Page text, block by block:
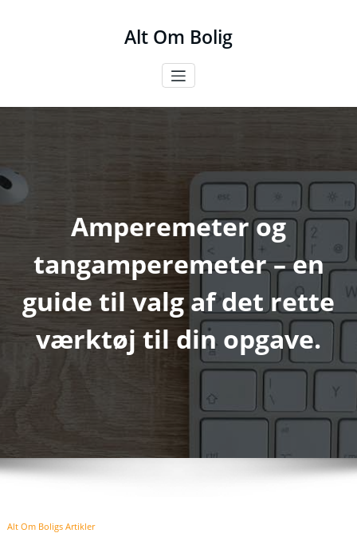
Alt Om Bolig
Amperemeter og
tangamperemeter – en
guide til valg af det rette
værktøj til din opgave.
Alt Om Boligs Artikler